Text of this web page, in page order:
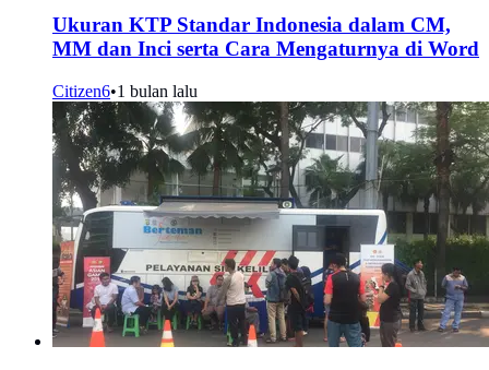
Ukuran KTP Standar Indonesia dalam CM,
MM dan Inci serta Cara Mengaturnya di Word
Citizen6•1 bulan lalu